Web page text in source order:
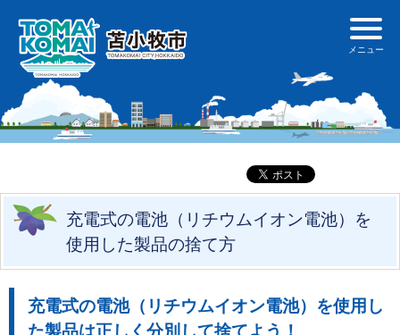
充電式の電池（リチウムイオン電池）を
使用した製品の捨て方
充電式の電池（リチウムイオン電池）を使用し
た製品は正しく分別して捨てよう！